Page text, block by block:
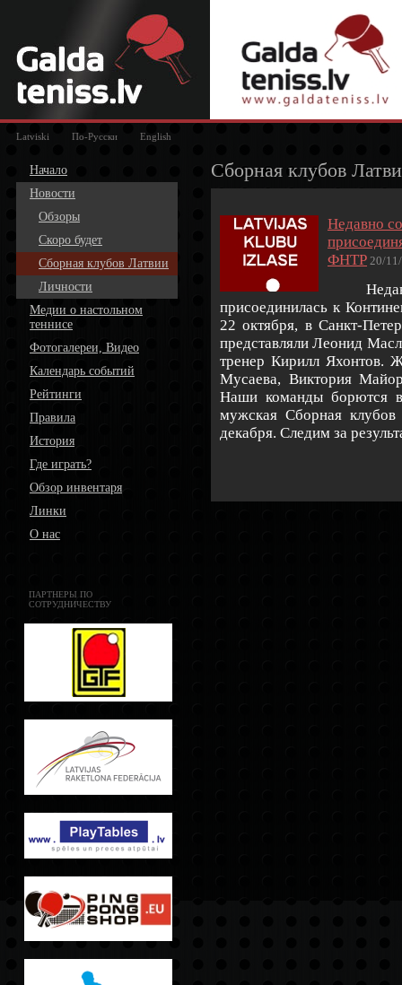
Latviski По-Русски English
Начало
Новости
Обзоры
Скоро будет
Сборная клубов Латвии
Личности
Медии о настольном
теннисе
Фотогалереи, Видео
Календарь событий
Рейтинги
Правила
История
Где играть?
Обзор инвентаря
Линки
О нас
ПАРТНЕРЫ ПО
СОТРУДНИЧЕСТВУ
Сборная клубов
Недавно
ФНТР 20/
присоединилась к
22 октября, в Санкт-
представляли Леонид
тренер Кирилл Яхонтов.
Мусаева, Виктория
Наши команды борются
мужская Сборная
декабря. Следим за